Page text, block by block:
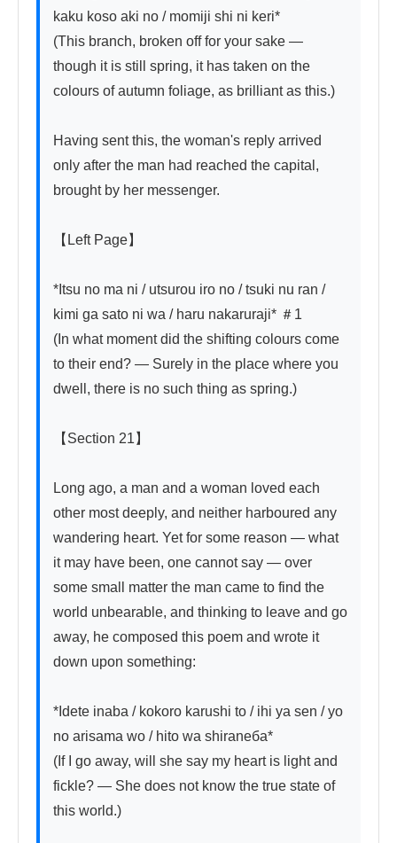
kaku koso aki no / momiji shi ni keri*
(This branch, broken off for your sake —
though it is still spring, it has taken on the
colours of autumn foliage, as brilliant as this.)
Having sent this, the woman's reply arrived
only after the man had reached the capital,
brought by her messenger.
【Left Page】
*Itsu no ma ni / utsurou iro no / tsuki nu ran /
kimi ga sato ni wa / haru nakaruraji* ＃1
(In what moment did the shifting colours come
to their end? — Surely in the place where you
dwell, there is no such thing as spring.)
【Section 21】
Long ago, a man and a woman loved each
other most deeply, and neither harboured any
wandering heart. Yet for some reason — what
it may have been, one cannot say — over
some small matter the man came to find the
world unbearable, and thinking to leave and go
away, he composed this poem and wrote it
down upon something:
*Idete inaba / kokoro karushi to / ihi ya sen / yo
no arisama wo / hito wa shiraneба*
(If I go away, will she say my heart is light and
fickle? — She does not know the true state of
this world.)